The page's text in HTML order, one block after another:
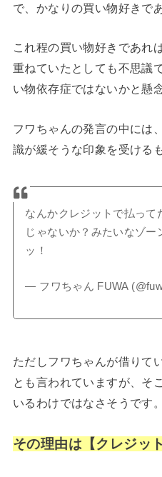
で、かなりの買い物好きで
これ程の買い物好きであれ
重ねていたとしても不思議
い物依存症ではないかと懸
フワちゃんの発言の中には
識が緩そうな印象を受ける
なんかクレジットで払って
じゃないか？みたいなゾー
ッ！
— フワちゃん FUWA
ただしフワちゃんが借りて
とも言われていますが、そ
いるわけではなさそうです。
その理由は【クレジッ